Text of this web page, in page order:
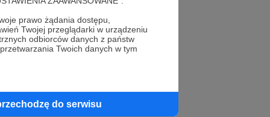
prawo żądania dostępu,
Twojej przeglądarki w urządzeniu
odbiorców danych z państw
Twoich danych w tym
do serwisu
subskrybują i
i linkuj między